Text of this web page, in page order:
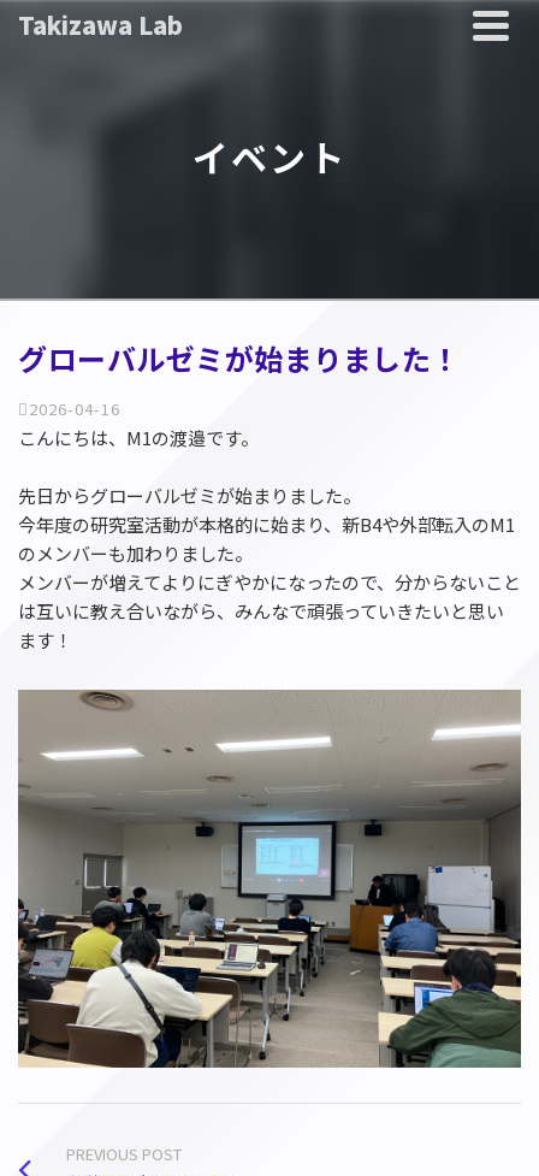
Takizawa Lab
イベント
グローバルゼミが始まりました！
2026-04-16
こんにちは、M1の渡邉です。
先日からグローバルゼミが始まりました。
今年度の研究室活動が本格的に始まり、新B4や外部転入のM1
のメンバーも加わりました。
メンバーが増えてよりにぎやかになったので、分からないこと
は互いに教え合いながら、みんなで頑張っていきたいと思い
ます！
PREVIOUS POST